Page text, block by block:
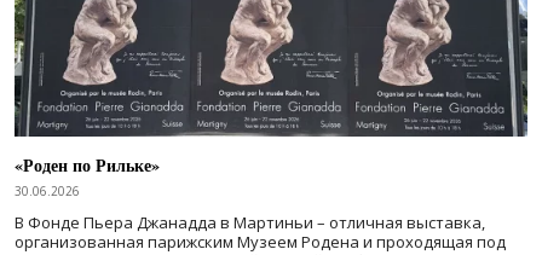
«Роден по Рильке»
30.06.2026
В Фонде Пьера Джанадда в Мартиньи – отличная выставка,
организованная парижским Музеем Родена и проходящая под